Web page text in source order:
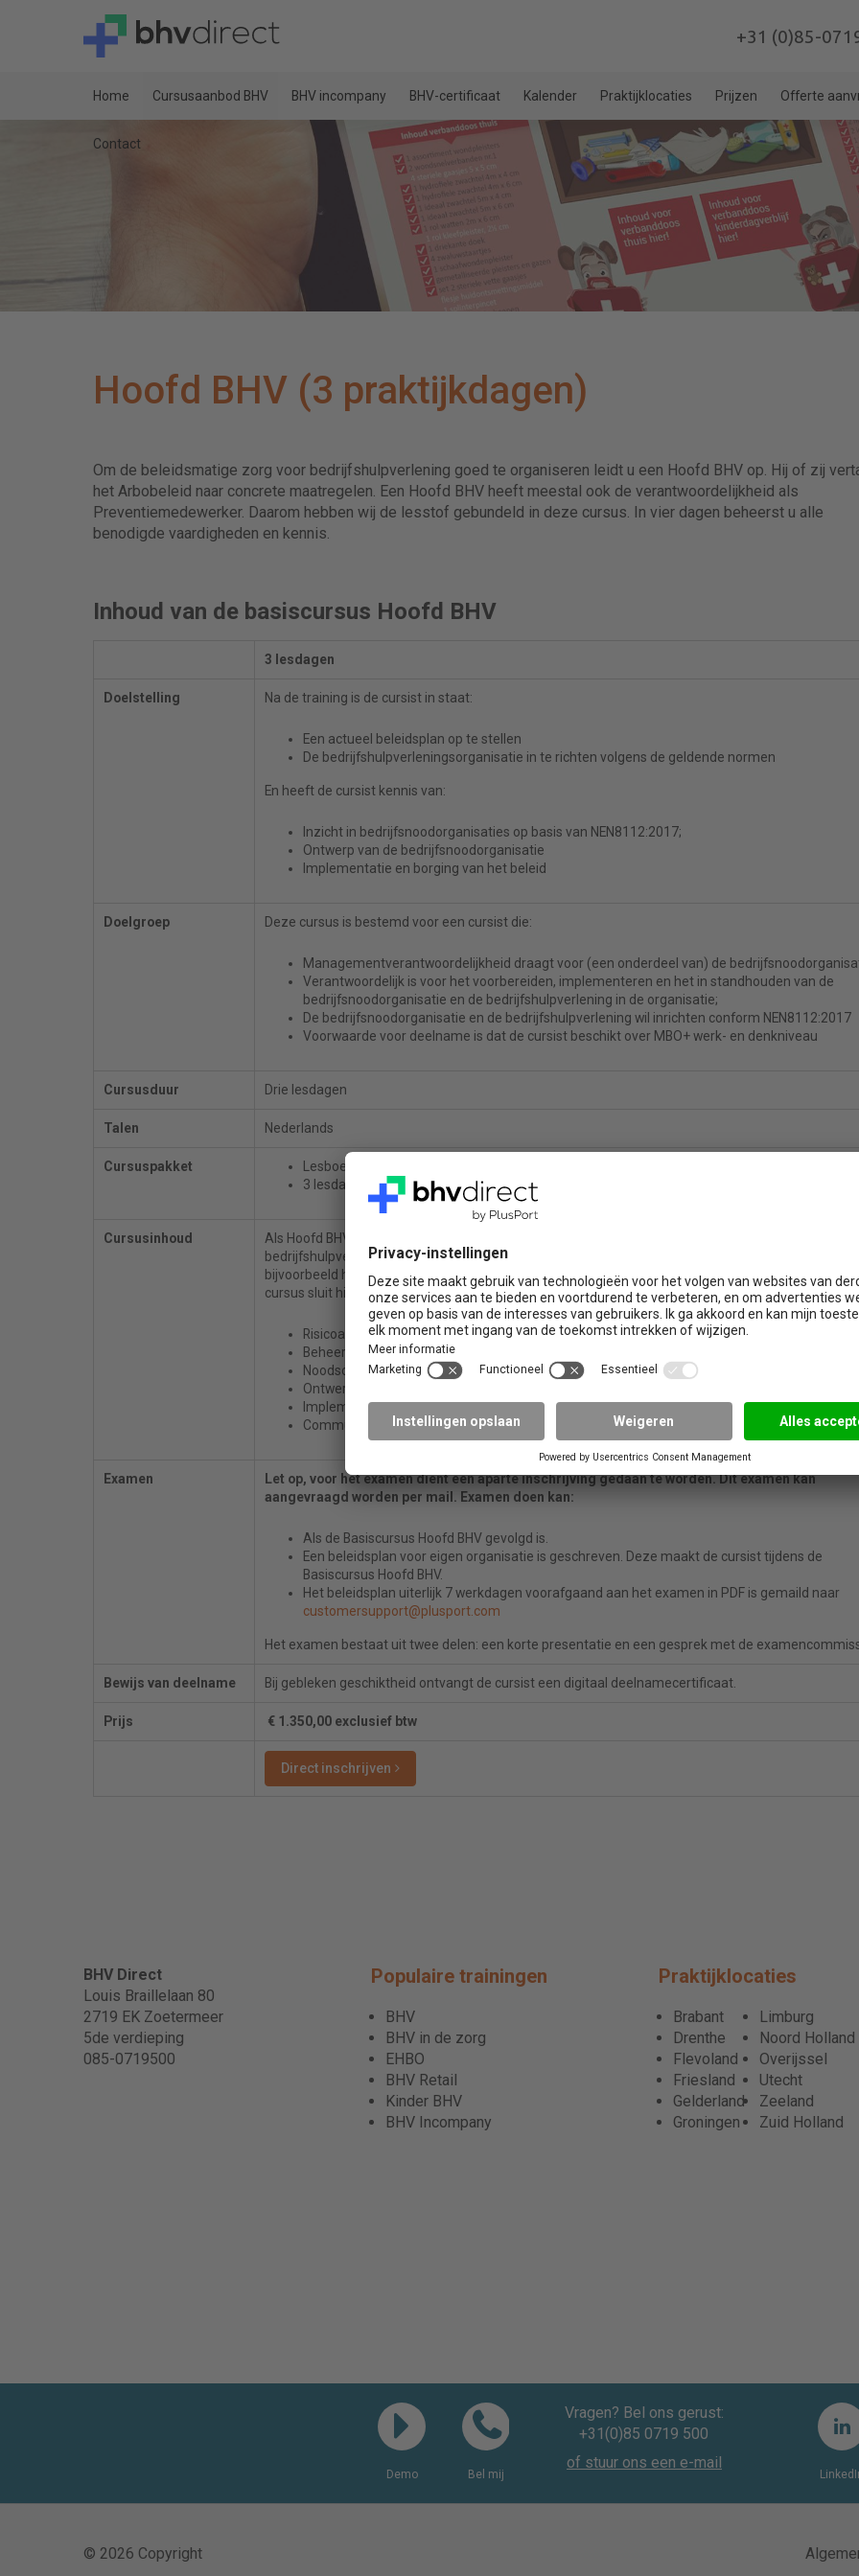
+31 (0)85-
Home Cursusaanbod BHV BHV incompany BHV-certificaat Kalender Praktijklocaties Prijzen Offerte
Contact
Hoofd BHV (3 praktijkdagen)
Om de beleidsmatige zorg voor bedrijfshulpverlening goed te organiseren leidt u een Hoofd BHV op. Hij of zij
het Arbobeleid naar concrete maatregelen. Een Hoofd BHV heeft meestal ook de verantwoordelijkheid als
Preventiemedewerker. Daarom hebben wij de lesstof gebundeld in deze cursus. In vier dagen beheerst u alle
benodigde vaardigheden en kennis.
Inhoud van de basiscursus Hoofd BHV
3 lesdagen
Doelstelling Na de training is de cursist in staat:
Een actueel beleidsplan op te stellen
De bedrijfshulpverleningsorganisatie in te richten volgens de geldende normen
En heeft de cursist kennis van:
Inzicht in bedrijfsnoodorganisaties op basis van NEN8112:2017;
Ontwerp van de bedrijfsnoodorganisatie
Implementatie en borging van het beleid
Doelgroep Deze cursus is bestemd voor een cursist die:
Managementverantwoordelijkheid draagt voor (een onderdeel van) de
Verantwoordelijk is voor het voorbereiden, implementeren en het in standhouden van de
bedrijfsnoodorganisatie en de bedrijfshulpverlening in de organisatie;
De bedrijfsnoodorganisatie en de bedrijfshulpverlening wil inrichten conform NEN8112:2017
Voorwaarde voor deelname is dat de cursist beschikt over MBO+ werk- en denkniveau
Cursusduur Drie lesdagen
Talen Nederlands
Cursuspakket
Lesboek van het NIBHV, NEN8112:2017 en een USB-stick (op de 1e dag uitgereikt)
3 lesdagen
Cursusinhoud
Als Hoofd BHV bent u beleidsmatig verantwoordelijk voor Arbozaken, bedrijfsnoodorganisatie en
bedrijfshulpverlening in de organisatie waarin u werkzaam bent. De taken van een Hoofd BHV zijn
bijvoorbeeld het organiseren van de bedrijfshulpverlening en het zorgen voor communicatie. Deze
cursus sluit hierop aan door onder andere aandacht te besteden aan:
Risicoanalyse
Beheersmaatregelen
Noodscenario’s
Ontwerp van de bedrijfsnoodorganisatie
Implementatie en boring van het beleid
Communicatie met diverse partijen
Examen
Let op, voor het examen dient een aparte inschrijving gedaan te worden. Dit examen kan
aangevraagd worden per mail. Examen doen kan:
Als de Basiscursus Hoofd BHV gevolgd is.
Een beleidsplan voor eigen organisatie is geschreven. Deze maakt de cursist tijdens de
Basiscursus Hoofd BHV.
​Het beleidsplan uiterlijk 7 werkdagen voorafgaand aan het examen in PDF is gemaild naar
customersupport@plusport.com
Het examen bestaat uit twee delen: een korte presentatie en een gesprek met de
Bewijs van deelname Bij gebleken geschiktheid ontvangt de cursist een digitaal deelnamecertificaat.
Prijs € 1.350,00 exclusief btw
Direct inschrijven
BHV Direct
Louis Braillelaan 80
2719 EK Zoetermeer
5de verdieping
085-0719500
Populaire trainingen
BHV
BHV in de zorg
EHBO
BHV Retail
Kinder BHV
BHV Incompany
Praktijklocaties
Brabant
Drenthe
Flevoland
Friesland
Gelderland
Groningen
Limburg
Noord Holland
Overijssel
Utecht
Zeeland
Zuid Holland
Demo Bel mij
Vragen? Bel ons gerust:
+31(0)85 0719 500
of stuur ons een e-mail
© 2026 Copyright